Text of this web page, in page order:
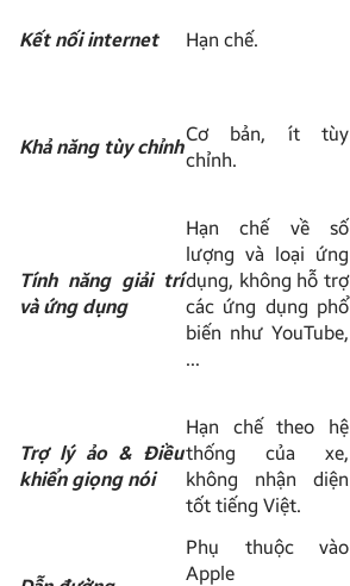
Kết nối internet Hạn chế.
Khả năng tùy chỉnh
Cơ bản, ít tùy
chỉnh.
Tính năng giải trí
và ứng dụng
Hạn chế về số
lượng và loại ứng
dụng, không hỗ trợ
các ứng dụng phổ
biến như YouTube,
…
Trợ lý ảo & Điều
khiển giọng nói
Hạn chế theo hệ
thống của xe,
không nhận diện
tốt tiếng Việt.
Phụ thuộc vào
Apple